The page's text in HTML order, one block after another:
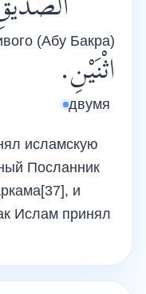
(Абу Бакра)
اثْنَيْنِ.
двумя
исламскую
Посланник
и
Ислам принял